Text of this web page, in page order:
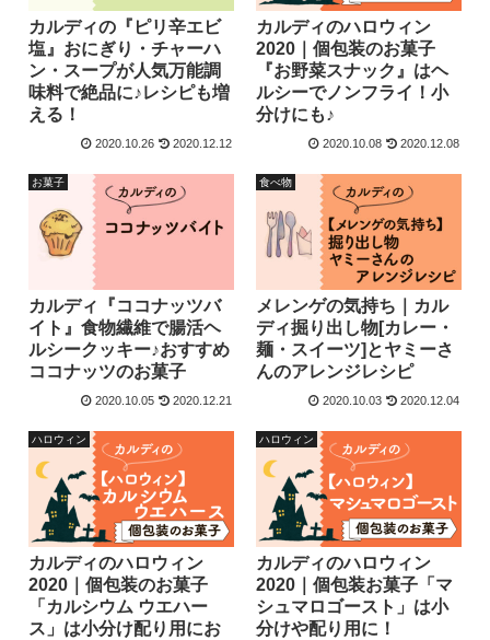
カルディの『ピリ辛エビ
塩』おにぎり・チャーハ
ン・スープが人気万能調
味料で絶品に♪レシピも増
える！
2020.10.26 2020.12.12
カルディのハロウィン
2020｜個包装のお菓子
『お野菜スナック』はヘ
ルシーでノンフライ！小
分けにも♪
2020.10.08 2020.12.08
お菓子
カルディ『ココナッツバ
イト』食物繊維で腸活ヘ
ルシークッキー♪おすすめ
ココナッツのお菓子
2020.10.05 2020.12.21
食べ物
メレンゲの気持ち｜カル
ディ掘り出し物[カレー・
麺・スイーツ]とヤミーさ
んのアレンジレシピ
2020.10.03 2020.12.04
ハロウィン
カルディのハロウィン
2020｜個包装のお菓子
「カルシウム ウエハー
ス」は小分け配り用にお
ハロウィン
カルディのハロウィン
2020｜個包装お菓子「マ
シュマロゴースト」は小
分けや配り用に！